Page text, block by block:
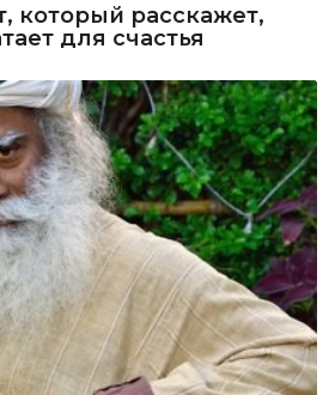
который расскажет,
для счастья